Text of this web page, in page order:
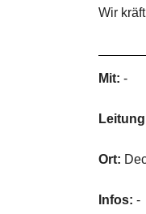
Wir
Mit: -
Ort:
Infos: -